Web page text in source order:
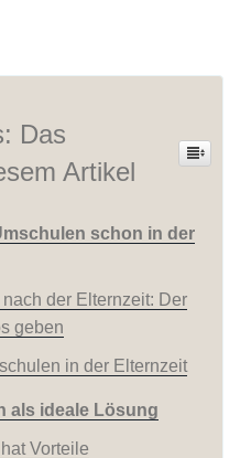
Das
Artikel
schon in der
der Elternzeit: Der
geben
in der Elternzeit
als ideale Lösung
Vorteile